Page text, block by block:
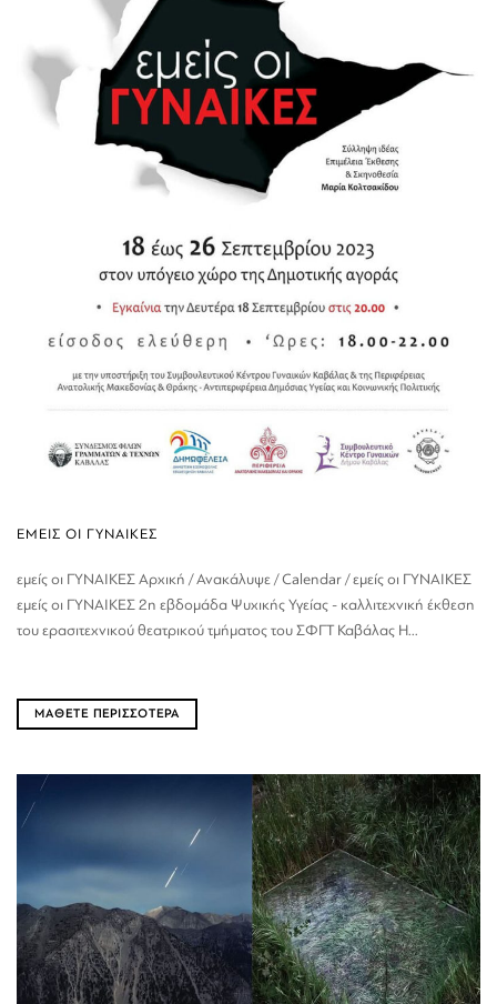
ΕΜΕΙΣ ΟΙ ΓΥΝΑΙΚΕΣ
εμείς οι ΓΥΝΑΙΚΕΣ Αρχική / Ανακάλυψε / Calendar / εμείς οι ΓΥΝΑΙΚΕΣ
εμείς οι ΓΥΝΑΙΚΕΣ 2η εβδομάδα Ψυχικής Υγείας - καλλιτεχνική έκθεση
του ερασιτεχνικού θεατρικού τμήματος του ΣΦΓΤ Καβάλας Η...
ΜΑΘΕΤΕ ΠΕΡΙΣΣΟΤΕΡΑ